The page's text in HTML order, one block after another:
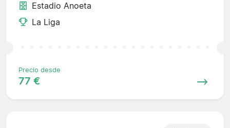
Estadio Anoeta
La Liga
Precio desde
77 €